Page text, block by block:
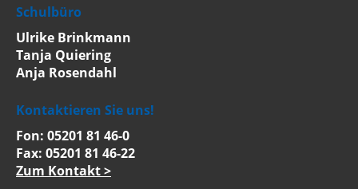
Schulbüro
Ulrike Brinkmann
Tanja Quiering
Anja Rosendahl
Kontaktieren Sie uns!
Fon: 05201 81 46-0
Fax: 05201 81 46-22
Zum Kontakt >